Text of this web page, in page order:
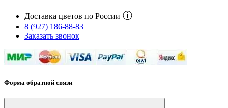
Доставка цветов по России ⓘ
8 (927) 186-88-83
Заказать звонок
Форма обратной связи